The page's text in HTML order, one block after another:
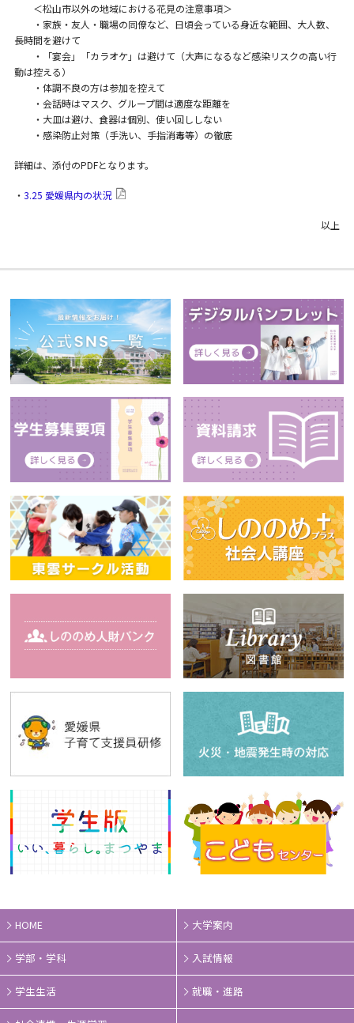
＜松山市以外の地域における花見の注意事項＞
・家族・友人・職場の同僚など、日頃会っている身近な範囲、大人数、
長時間を避けて
・「宴会」「カラオケ」は避けて（大声になるなど感染リスクの高い行
動は控える）
・体調不良の方は参加を控えて
・会話時はマスク、グループ間は適度な距離を
・大皿は避け、食器は個別、使い回ししない
・感染防止対策（手洗い、手指消毒等）の徹底
詳細は、添付のPDFとなります。
・ 3.25 愛媛県内の状況
以上
HOME 大学案内
学部・学科 入試情報
学生生活 就職・進路